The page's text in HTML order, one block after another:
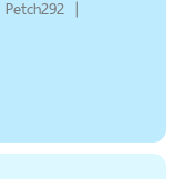
Petch292 |